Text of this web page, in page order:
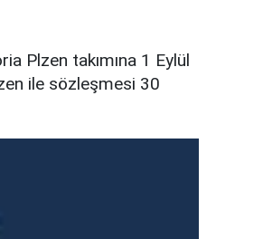
Plzen takımına 1 Eylül
ile sözleşmesi 30